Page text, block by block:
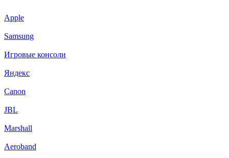
Apple
Samsung
Игровые консоли
Яндекс
Canon
JBL
Marshall
Aeroband